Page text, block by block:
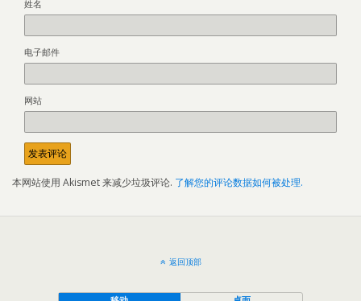
姓名
电子邮件
网站
本网站使用 Akismet 来减少垃圾评论. 了解您的评论数据如何被处理.
返回顶部